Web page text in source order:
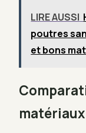
LIRE AUSSI
poutres
et bons